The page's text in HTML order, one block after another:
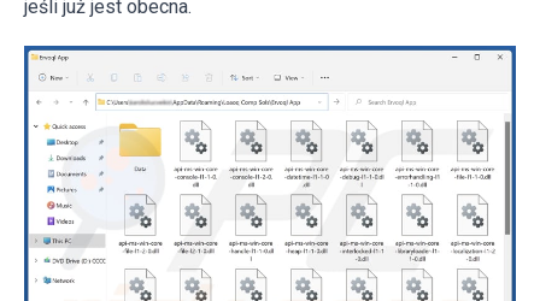
jeśli już jest obecna.